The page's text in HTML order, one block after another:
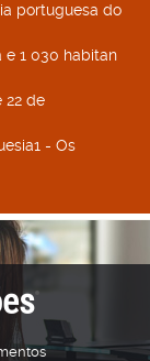
portuguesa do
e 1 030 habitan
22 de
- Os